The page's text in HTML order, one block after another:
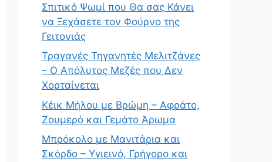
Σπιτικό Ψωμί που Θα σας Κάνει
να Ξεχάσετε τον Φούρνο της
Γειτονιάς
Τραγανές Τηγανητές Μελιτζάνες
– Ο Απόλυτος Μεζές που Δεν
Χορταίνεται
Κέικ Μήλου με Βρώμη – Αφράτο,
Ζουμερό και Γεμάτο Άρωμα
Μπρόκολο με Μανιτάρια και
Σκόρδο – Υγιεινό, Γρήγορο και